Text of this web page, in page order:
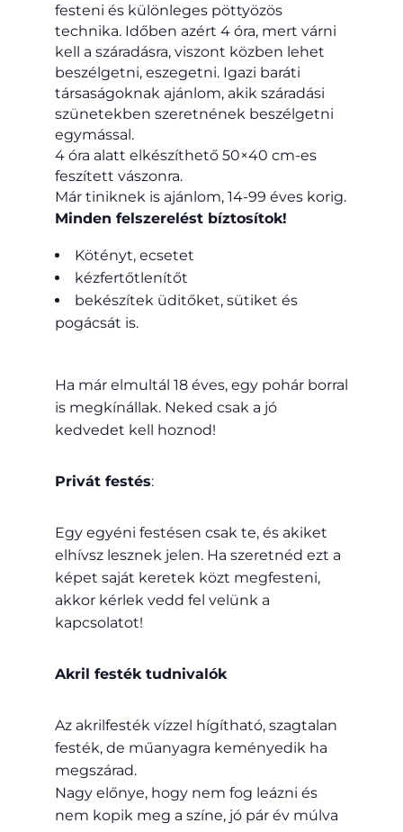
festeni és különleges pöttyözös
technika. Időben azért 4 óra, mert várni
kell a száradásra, viszont közben lehet
beszélgetni, eszegetni. Igazi baráti
társaságoknak ajánlom, akik száradási
szünetekben szeretnének beszélgetni
egymással.
4 óra alatt elkészíthető 50×40 cm-es
feszített vászonra.
Már tiniknek is ajánlom, 14-99 éves korig.
Minden felszerelést bíztosítok!
Kötényt, ecsetet
kézfertőtlenítőt
bekészítek üditőket, sütiket és
pogácsát is.
Ha már elmultál 18 éves, egy pohár borral
is megkínállak. Neked csak a jó
kedvedet kell hoznod!
Privát festés:
Egy egyéni festésen csak te, és akiket
elhívsz lesznek jelen. Ha szeretnéd ezt a
képet saját keretek közt megfesteni,
akkor kérlek vedd fel velünk a
kapcsolatot!
Akril festék tudnivalók
Az akrilfesték vízzel hígítható, szagtalan
festék, de műanyagra keményedik ha
megszárad.
Nagy előnye, hogy nem fog leázni és
nem kopik meg a színe, jó pár év múlva